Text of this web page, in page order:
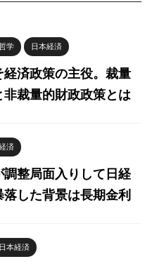
学 日本経済
経済政策の主役。裁量
非裁量的財政政策とは
済
調整局面入りして日経
した背景は長期金利
日本経済